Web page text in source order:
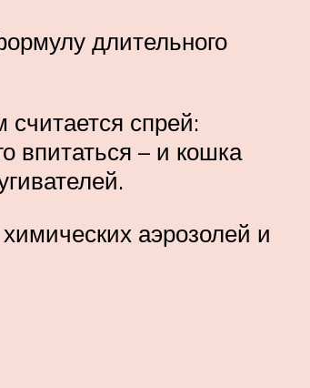
длительного
спрей:
впитаться – и кошка
аэрозолей и